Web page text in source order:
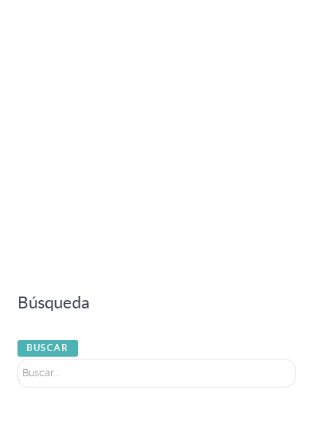
Búsqueda
BUSCAR